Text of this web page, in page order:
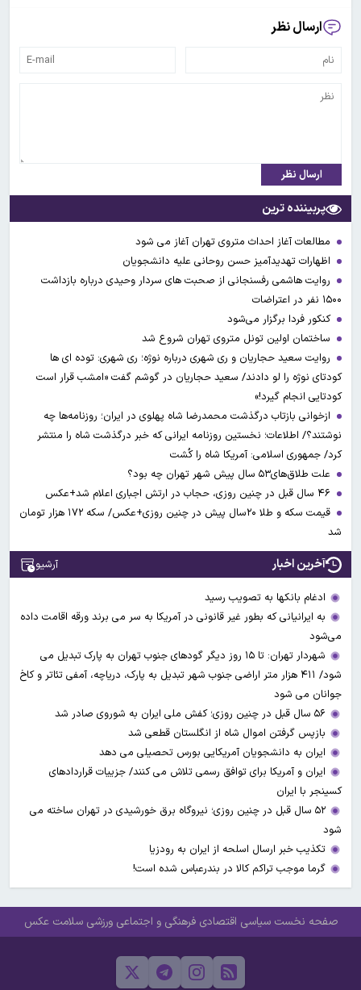
ارسال نظر
ارسال نظر
پربیننده ترین
مطالعات آغاز احداث متروی تهران آغاز می شود
اظهارات تهدیدآمیز حسن روحانی علیه دانشجویان
روایت هاشمی رفسنجانی از صحبت های سردار وحیدی درباره بازداشت
۱۵۰۰ نفر در اعتراضات
کنکور فردا برگزار می‌شود
ساختمان اولین تونل متروی تهران شروع شد
روایت سعید حجاریان و ری شهری درباره نوژه؛ ری شهری: توده ای ها
کودتای نوژه را لو دادند/ سعید حجاریان در گوشم گفت «امشب قرار است
کودتایی انجام گیرد!»
ازخوانی بازتاب درگذشت محمدرضا شاه پهلوی در ایران؛ روزنامه‌ها چه
نوشتند؟/ اطلاعات؛ نخستین روزنامه ایرانی که خبر درگذشت شاه را منتشر
کرد/ جمهوری اسلامی: آمریکا شاه را کُشت
علت طلاق‌های۵۳ سال پیش شهر تهران چه بود؟
قیمت سکه و طلا ۲۰سال پیش در چنین روزی+عکس/ سکه ۱۷۲ هزار تومان
شد
آخرین اخبار آرشیو
ادغام بانکها به تصویب رسید
به ایرانیانی که بطور غیر قانونی در آمریکا به سر می برند ورقه اقامت داده
می‌شود
شهردار تهران: تا ۱۵ روز دیگر گودهای جنوب تهران به پارک تبدیل می
شود/ ۴۱۱ هزار متر اراضی جنوب شهر تبدیل به پارک، دریاچه، آمفی تئاتر و کاخ
جوانان می شود
۵۶ سال قبل در چنین روزی؛ کفش ملی ایران به شوروی صادر شد
بازپس گرفتن اموال شاه از انگلستان قطعی شد
ایران به دانشجویان آمریکایی بورس تحصیلی می دهد
ایران و آمریکا برای توافق رسمی تلاش می کنند/ جزییات قراردادهای
کسینجر با ایران
۵۲ سال قبل در چنین روزی؛ نیروگاه برق خورشیدی در تهران ساخته می
شود
تکذیب خبر ارسال اسلحه از ایران به رودزیا
گرما موجب تراکم کالا در بندرعباس شده است!
صفحه نخست سیاسی اقتصادی فرهنگی و اجتماعی ورزشی سلامت عکس